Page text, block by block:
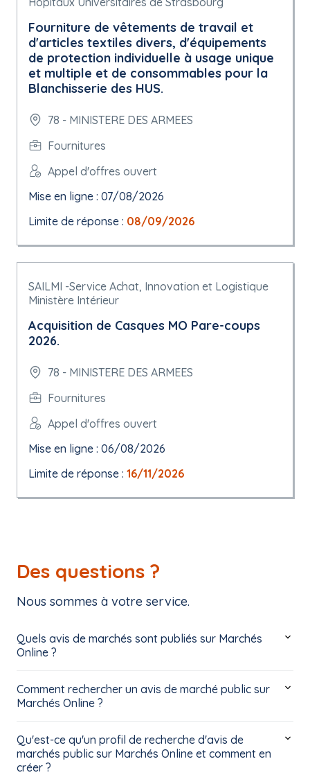
Fourniture de vêtements de travail et
d'articles textiles divers, d'équipements
de protection individuelle à usage unique
et multiple et de consommables pour la
Blanchisserie des HUS.
78 - MINISTERE DES ARMEES
Fournitures
Appel d'offres ouvert
Mise en ligne : 07/08/2026
Limite de réponse : 08/09/2026
SAILMI -Service Achat, Innovation et Logistique
Ministère Intérieur
Acquisition de Casques MO Pare-coups
2026.
78 - MINISTERE DES ARMEES
Fournitures
Appel d'offres ouvert
Mise en ligne : 06/08/2026
Limite de réponse : 16/11/2026
Des questions ?
Nous sommes à votre service.
Quels avis de marchés sont publiés sur Marchés
Online ?
Comment rechercher un avis de marché public sur
Marchés Online ?
Qu'est-ce qu'un profil de recherche d'avis de
marchés public sur Marchés Online et comment en
créer ?